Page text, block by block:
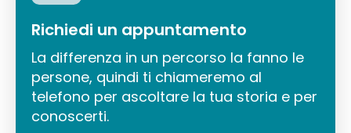
Richiedi un appuntamento
La differenza in un percorso la fanno le
persone, quindi ti chiameremo al
telefono per ascoltare la tua storia e per
conoscerti.